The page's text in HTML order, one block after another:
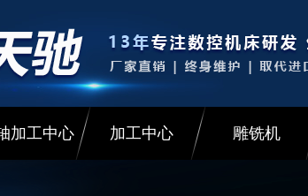
加工中心 加工中心 雕铣机